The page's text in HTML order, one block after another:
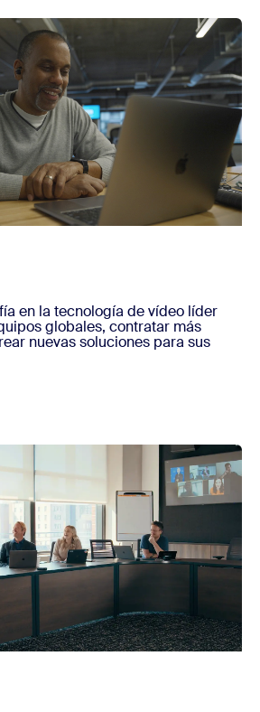
en la tecnología de vídeo líder
globales, contratar más
nuevas soluciones para sus